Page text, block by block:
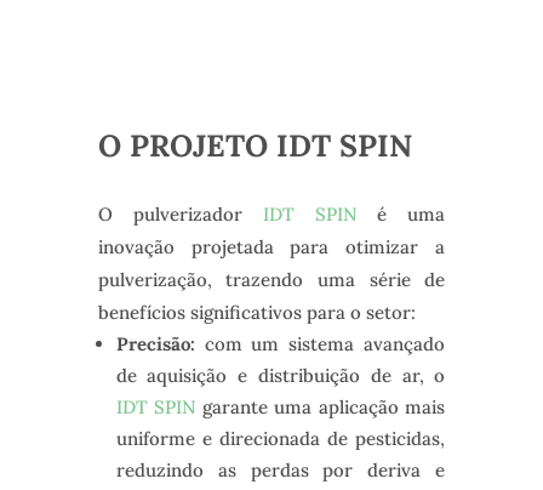
O PROJETO IDT SPIN
O pulverizador IDT SPIN é uma
inovação projetada para otimizar a
pulverização, trazendo uma série de
benefícios significativos para o setor:
Precisão: com um sistema avançado
de aquisição e distribuição de ar, o
IDT SPIN garante uma aplicação mais
uniforme e direcionada de pesticidas,
reduzindo as perdas por deriva e